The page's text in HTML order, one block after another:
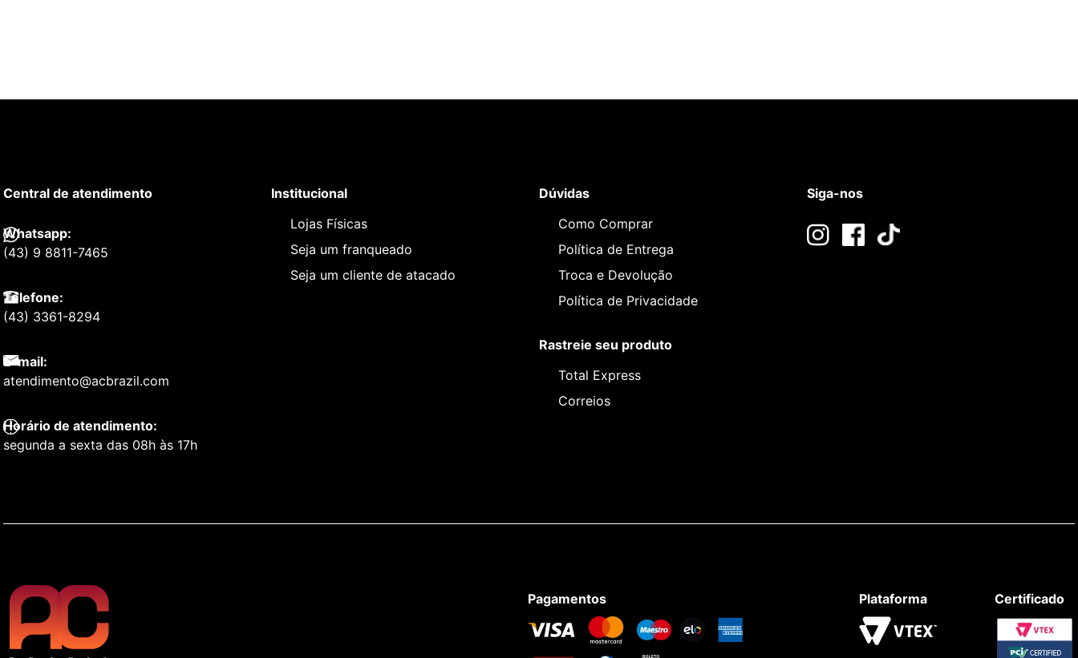
Central de atendimento
Whatsapp:
(43) 9 8811-7465
Telefone:
(43) 3361-8294
E-mail:
atendimento@acbrazil.com
Horário de atendimento:
segunda a sexta das 08h às 17h
Institucional
Lojas Físicas
Seja um franqueado
Seja um cliente de atacado
Dúvidas
Como Comprar
Política de Entrega
Troca e Devolução
Política de Privacidade
Rastreie seu produto
Total Express
Correios
Siga-nos
Pagamentos Plataforma Certificado